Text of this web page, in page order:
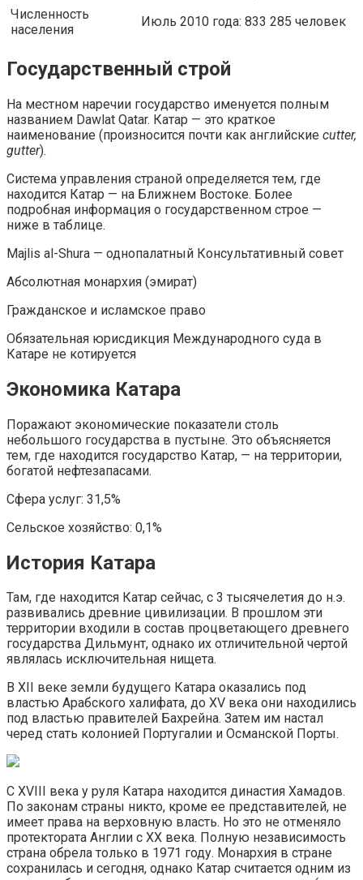
Численность
населения
Июль 2010 года: 833 285 человек
Государственный строй
На местном наречии государство именуется полным
названием Dawlat Qatar. Катар — это краткое
наименование (произносится почти как английские cutter,
gutter).
Система управления страной определяется тем, где
находится Катар — на Ближнем Востоке. Более
подробная информация о государственном строе —
ниже в таблице.
Majlis al-Shura — однопалатный Консультативный совет
Абсолютная монархия (эмират)
Гражданское и исламское право
Обязательная юрисдикция Международного суда в
Катаре не котируется
Экономика Катара
Поражают экономические показатели столь
небольшого государства в пустыне. Это объясняется
тем, где находится государство Катар, — на территории,
богатой нефтезапасами.
Сфера услуг: 31,5%
Сельское хозяйство: 0,1%
История Катара
Там, где находится Катар сейчас, с 3 тысячелетия до н.э.
развивались древние цивилизации. В прошлом эти
территории входили в состав процветающего древнего
государства Дильмунт, однако их отличительной чертой
являлась исключительная нищета.
В XII веке земли будущего Катара оказались под
властью Арабского халифата, до XV века они находились
под властью правителей Бахрейна. Затем им настал
черед стать колонией Португалии и Османской Порты.
С XVIII века у руля Катара находится династия Хамадов.
По законам страны никто, кроме ее представителей, не
имеет права на верховную власть. Но это не отменяло
протектората Англии с XX века. Полную независимость
страна обрела только в 1971 году. Монархия в стране
сохранилась и сегодня, однако Катар считается одним из